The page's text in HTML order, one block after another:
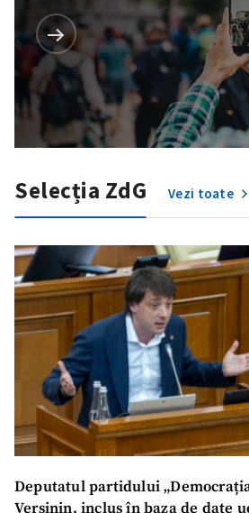
Selecția ZdG Vezi toate
Deputatul partidului
Verșinin, inclus în baza de date